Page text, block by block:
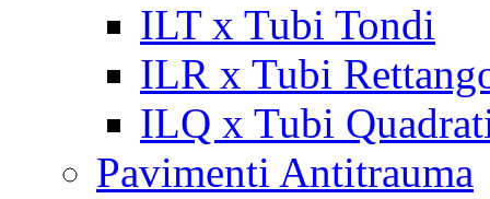
ILT x Tubi Tondi
ILR x Tubi
ILQ x Tubi
Pavimenti Antitrauma